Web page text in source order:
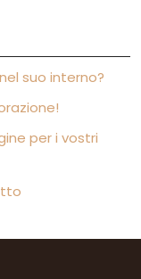
suo interno?
per i vostri